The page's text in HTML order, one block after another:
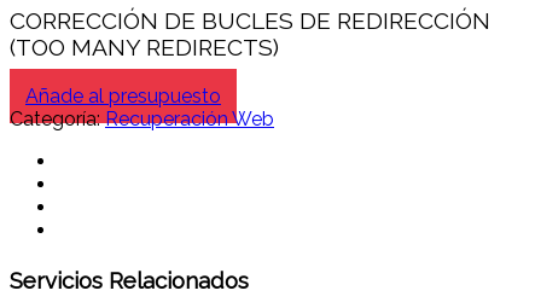
CORRECCIÓN DE BUCLES DE REDIRECCIÓN
(TOO MANY REDIRECTS)
Añade al presupuesto
Categoría:Recuperación Web
Servicios Relacionados